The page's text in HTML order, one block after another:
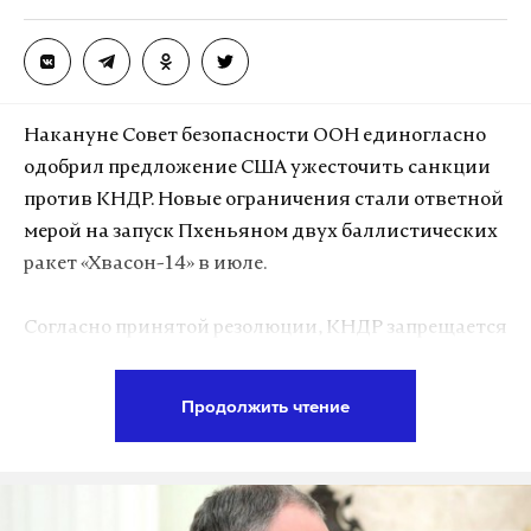
работает там, где тормозит интернет.
А еще мы есть вTelegram,Дзени VK.
Макс Telegram
Накануне Совет безопасности ООН единогласно
одобрил предложение США ужесточить санкции
против КНДР. Новые ограничения стали ответной
мерой на запуск Пхеньяном двух баллистических
ракет «Хвасон-14» в июле.
Согласно принятой резолюции, КНДР запрещается
государств. Странам — членам ООН запрещается
инвестировать в проекты, в которых участвует
Продолжить чтение